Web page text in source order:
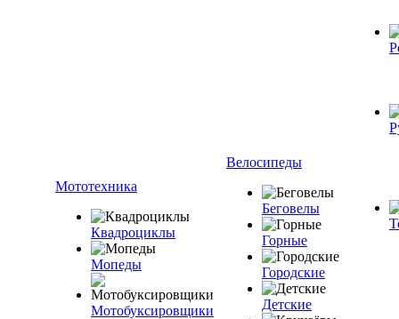
Мототехника
Квадроциклы
Мопеды
Мотобуксировщики
Велосипеды
Беговелы
Горные
Городские
Детские